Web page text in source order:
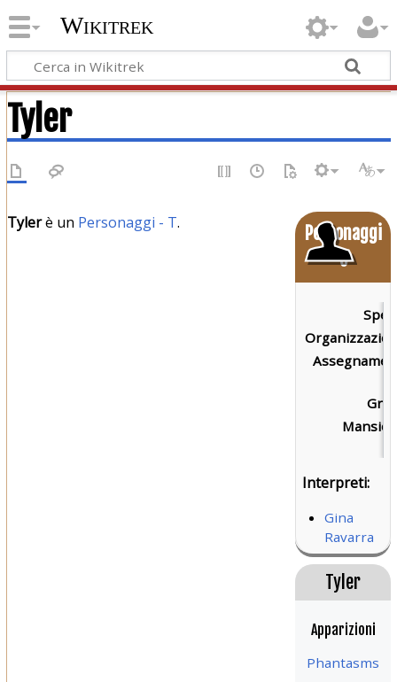
Wikitrek
Tyler
Personaggi
o
Interpreti:
Gina
Ravarra
Tyler
Apparizioni
Phantasms
Tylerè un Personaggi - T.